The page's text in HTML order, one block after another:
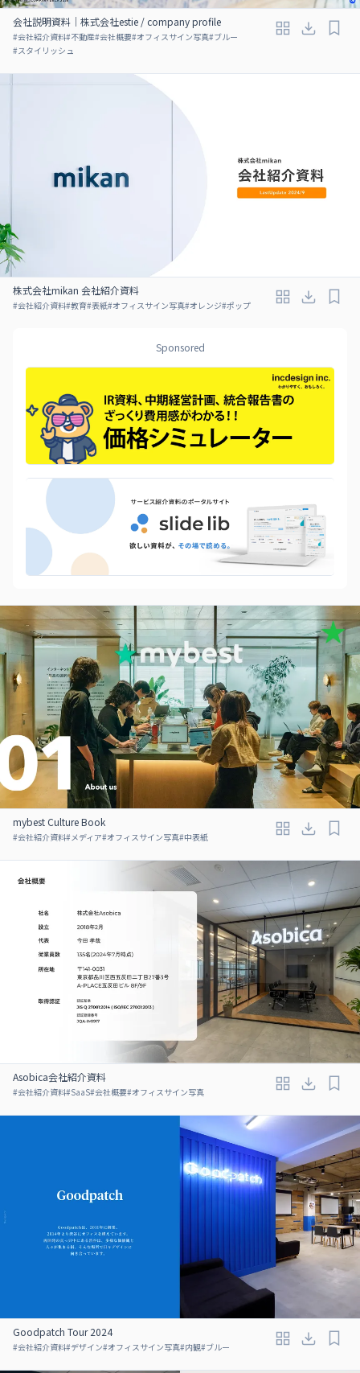
会社説明資料｜株式会社estie / company profile
#会社紹介資料#不動産#会社概要#オフィスサイン写真#ブルー
#スタイリッシュ
株式会社mikan 会社紹介資料
#会社紹介資料#教育#表紙#オフィスサイン写真#オレンジ#ポップ
Sponsored
mybest Culture Book
#会社紹介資料#メディア#オフィスサイン写真#中表紙
Asobica会社紹介資料
#会社紹介資料#SaaS#会社概要#オフィスサイン写真
Goodpatch Tour 2024
#会社紹介資料#デザイン#オフィスサイン写真#内観#ブルー